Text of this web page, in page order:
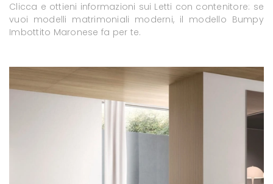
Clicca e ottieni informazioni sui Letti con contenitore: se
vuoi modelli matrimoniali moderni, il modello Bumpy
Imbottito Maronese fa per te.